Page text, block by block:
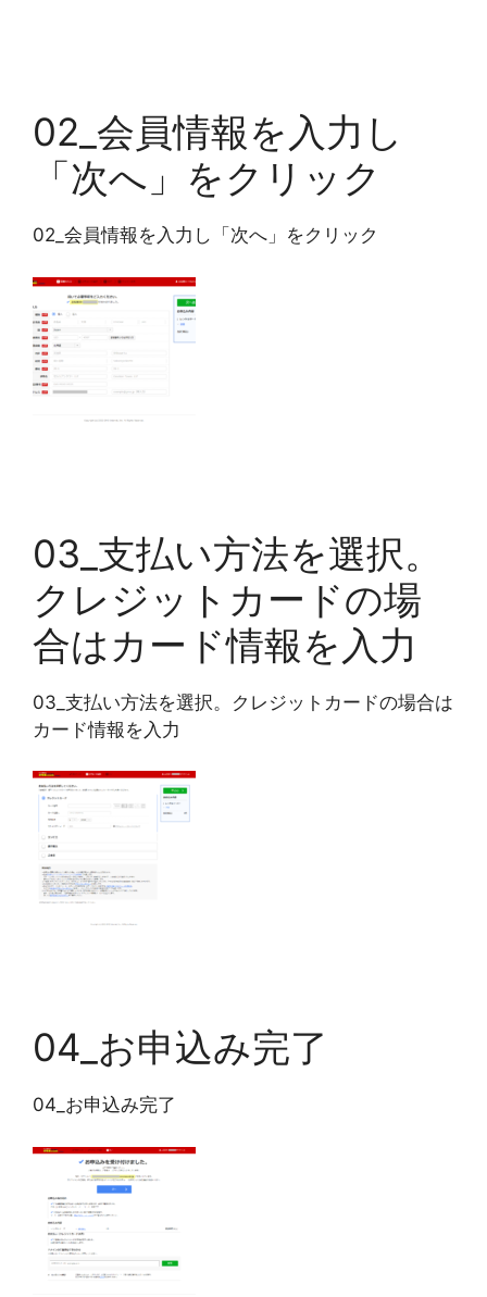
02_会員情報を入力し
「次へ」をクリック
02_会員情報を入力し「次へ」をクリック
03_支払い方法を選択。
クレジットカードの場
合はカード情報を入力
03_支払い方法を選択。クレジットカードの場合は
カード情報を入力
04_お申込み完了
04_お申込み完了